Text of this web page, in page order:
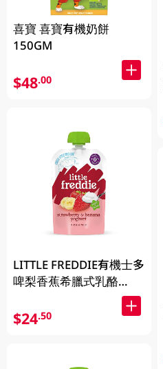
喜寶 喜寶有機奶餅
150GM
$48.00
LITTLE FREDDIE有機士多
啤梨香蕉希臘式乳酪
$24.50